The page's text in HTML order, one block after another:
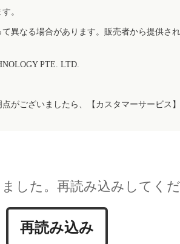
。
異なる場合があります。販売者から提供さ
PTE. LTD.
がございましたら、【カスタマーサービス
した。再読み込みしてく
再読み込み